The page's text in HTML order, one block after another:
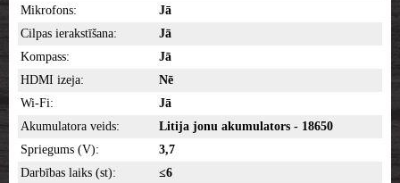
Mikrofons:
Jā
Cilpas ierakstīšana:
Jā
Kompass:
Jā
HDMI izeja:
Nē
Wi-Fi:
Jā
Akumulatora veids:
Litija jonu akumulators - 18650
Spriegums (V):
3,7
Darbības laiks (st):
≤6